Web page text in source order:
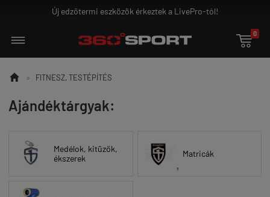
Új edzőtermi eszközök érkeztek a LivePro-tól!

0
 » FITNESZ, TESTÉPÍTÉS
Ajándéktárgyak:
Medélok, kitüzők,
ékszerek
Matricák